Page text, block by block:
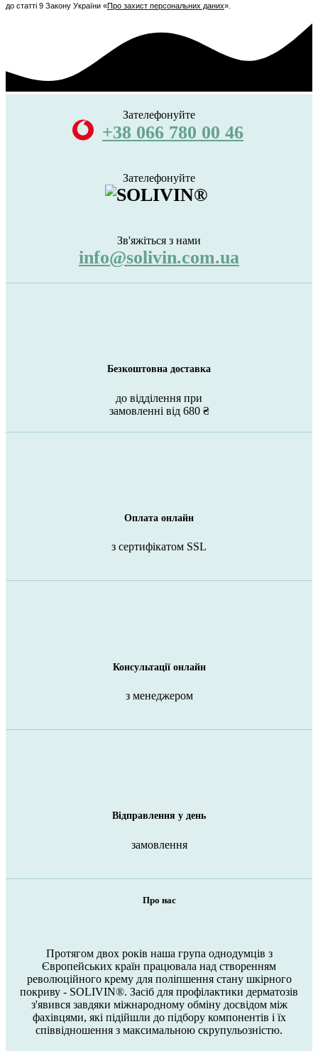
до статті 9 Закону України «Про захист персональних даних».
Зателефонуйте
+38 066 780 00 46
Зателефонуйте
Зв'яжіться з нами
info@solivin.com.ua
Безкоштовна доставка
до відділення при
замовленні від 680 ₴
Оплата онлайн
з сертифікатом SSL
Консультації онлайн
з менеджером
Відправлення у день
замовлення
Про нас
Протягом двох років наша група однодумців з
Європейських країн працювала над створенням
революційного крему для поліпшення стану шкірного
покриву - SOLIVIN®. Засіб для профілактики дерматозів
з'явився завдяки міжнародному обміну досвідом між
фахівцями, які підійшли до підбору компонентів і їх
співвідношення з максимальною скрупульозністю.